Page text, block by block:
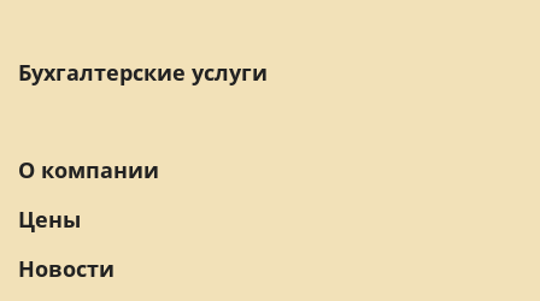
Бухгалтерские услуги
О компании
Цены
Новости